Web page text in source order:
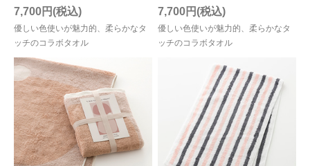
優しい色使いが魅力的、柔らかなタ
ッチのコラボタオル
7,700円
優しい色使いが魅力的、柔らかなタ
ッチのコラボタオル
7,700円